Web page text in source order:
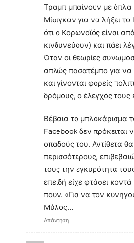
Τραμπ μπαίνουν με όπλα
Μίσιγκαν για να λήξει
ότι ο Κορωνοϊός είναι
κινδυνεύουν) και πάει
Όταν οι θεωρίες
απλώς πασατέμπο για
και γίνονται φορείς
δρόμους, ο έλεγχός τους
Βέβαια το μπλοκάρισμα
Facebook δεν πρόκειται
οπαδούς του. Αντίθετα
περισσότερους,
τους την εγκυρότητά
επειδή είχε φτάσει
πουν. «Για να τον
Μύλος…
Απάντηση